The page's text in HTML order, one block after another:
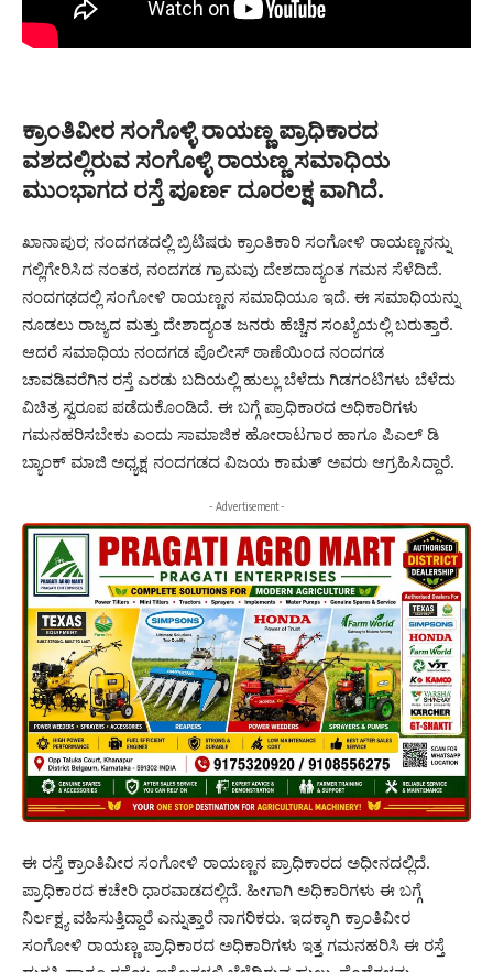
ಕ್ರಾಂತಿವೀರ ಸಂಗೊಳ್ಳಿ ರಾಯಣ್ಣ ಪ್ರಾಧಿಕಾರದ
ವಶದಲ್ಲಿರುವ ಸಂಗೊಳ್ಳಿ ರಾಯಣ್ಣ ಸಮಾಧಿಯ
ಮುಂಭಾಗದ ರಸ್ತೆ ಪೂರ್ಣ ದೂರಲಕ್ಷ ವಾಗಿದೆ.
ಖಾನಾಪುರ; ನಂದಗಡದಲ್ಲಿ ಬ್ರಿಟಿಷರು ಕ್ರಾಂತಿಕಾರಿ ಸಂಗೋಳಿ ರಾಯಣ್ಣನನ್ನು
ಗಲ್ಲಿಗೇರಿಸಿದ ನಂತರ, ನಂದಗಡ ಗ್ರಾಮವು ದೇಶದಾದ್ಯಂತ ಗಮನ ಸೆಳೆದಿದೆ.
ನಂದಗಢದಲ್ಲಿ ಸಂಗೋಳಿ ರಾಯಣ್ಣನ ಸಮಾಧಿಯೂ ಇದೆ. ಈ ಸಮಾಧಿಯನ್ನು
ನೂಡಲು ರಾಜ್ಯದ ಮತ್ತು ದೇಶಾದ್ಯಂತ ಜನರು ಹೆಚ್ಚಿನ ಸಂಖ್ಯೆಯಲ್ಲಿ ಬರುತ್ತಾರೆ.
ಆದರೆ ಸಮಾಧಿಯ ನಂದಗಡ ಪೊಲೀಸ್ ಠಾಣೆಯಿಂದ ನಂದಗಡ
ಚಾವಡಿವರೆಗಿನ ರಸ್ತೆ ಎರಡು ಬದಿಯಲ್ಲಿ ಹುಲ್ಲು ಬೆಳೆದು ಗಿಡಗಂಟಿಗಳು ಬೆಳೆದು
ವಿಚಿತ್ರ ಸ್ವರೂಪ ಪಡೆದುಕೊಂಡಿದೆ. ಈ ಬಗ್ಗೆ ಪ್ರಾಧಿಕಾರದ ಅಧಿಕಾರಿಗಳು
ಗಮನಹರಿಸಬೇಕು ಎಂದು ಸಾಮಾಜಿಕ ಹೋರಾಟಗಾರ ಹಾಗೂ ಪಿಎಲ್ ಡಿ
ಬ್ಯಾಂಕ್ ಮಾಜಿ ಅಧ್ಯಕ್ಷ ನಂದಗಡದ ವಿಜಯ ಕಾಮತ್ ಅವರು ಆಗ್ರಹಿಸಿದ್ದಾರೆ.
- Advertisement -
ಈ ರಸ್ತೆ ಕ್ರಾಂತಿವೀರ ಸಂಗೋಳಿ ರಾಯಣ್ಣನ ಪ್ರಾಧಿಕಾರದ ಅಧೀನದಲ್ಲಿದೆ.
ಪ್ರಾಧಿಕಾರದ ಕಚೇರಿ ಧಾರವಾಡದಲ್ಲಿದೆ. ಹೀಗಾಗಿ ಅಧಿಕಾರಿಗಳು ಈ ಬಗ್ಗೆ
ನಿರ್ಲಕ್ಷ್ಯ ವಹಿಸುತ್ತಿದ್ದಾರೆ ಎನ್ನುತ್ತಾರೆ ನಾಗರಿಕರು. ಇದಕ್ಕಾಗಿ ಕ್ರಾಂತಿವೀರ
ಸಂಗೋಳಿ ರಾಯಣ್ಣ ಪ್ರಾಧಿಕಾರದ ಅಧಿಕಾರಿಗಳು ಇತ್ತ ಗಮನಹರಿಸಿ ಈ ರಸ್ತೆ